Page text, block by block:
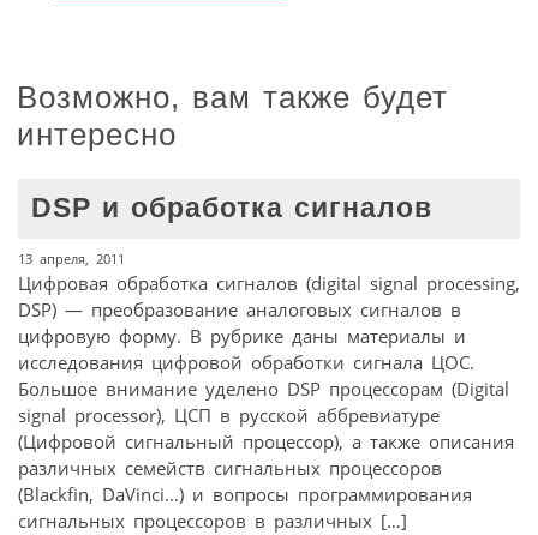
Возможно, вам также будет
интересно
DSP и обработка сигналов
13 апреля, 2011
Цифровая обработка сигналов (digital signal processing,
DSP) — преобразование аналоговых сигналов в
цифровую форму. В рубрике даны материалы и
исследования цифровой обработки сигнала ЦОС.
Большое внимание уделено DSP процессорам (Digital
signal processor), ЦСП в русской аббревиатуре
(Цифровой сигнальный процессор), а также описания
различных семейств сигнальных процессоров
(Blackfin, DaVinci…) и вопросы программирования
сигнальных процессоров в различных […]